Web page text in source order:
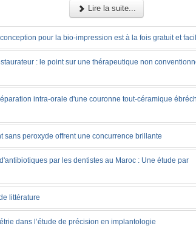
Lire la suite...
pour la bio-impression est à la fois gratuit et
: le point sur une thérapeutique non
intra-orale d'une couronne tout-céramique
sans peroxyde offrent une concurrence brillante
par les dentistes au Maroc : Une étude par
littérature
dans l’étude de précision en implantologie